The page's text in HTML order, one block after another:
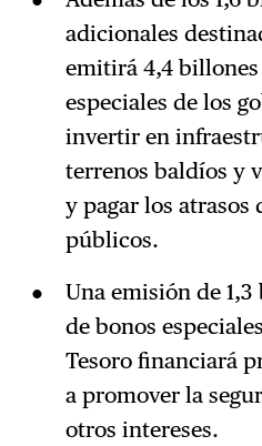
adicionales
emitirá 4,4 billones
especiales de los
invertir en
terrenos baldíos y
y pagar los atrasos
públicos.
Una emisión de
de bonos
Tesoro financiará
a promover la
otros intereses.